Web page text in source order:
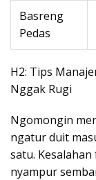
Basreng
Pedas
H2: Tips
Nggak Rugi
Ngomongin
ngatur duit
satu.
nyampur